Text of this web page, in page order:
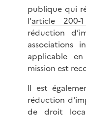
publique qui
l'article
réduction
associations
applicable
mission est
ll est
réduction
de droit